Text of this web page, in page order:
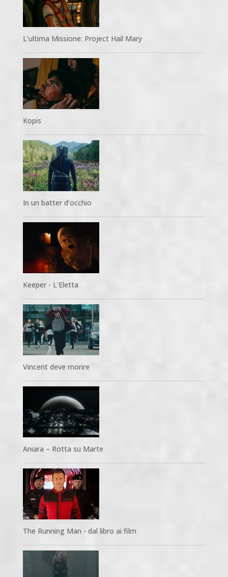
L’ultima Missione: Project Hail Mary
Kopis
In un batter d’occhio
Keeper - L'Eletta
Vincent deve morire
Aniara – Rotta su Marte
The Running Man - dal libro ai film